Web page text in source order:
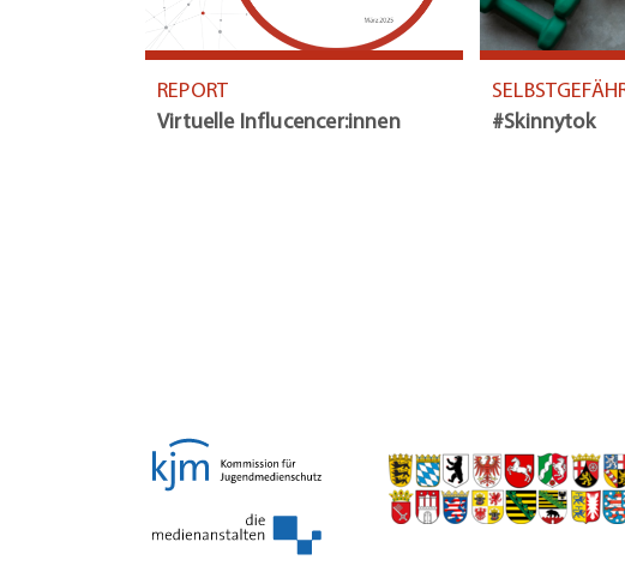
REPORT
Virtuelle Influcencer:innen
#Skinnytok